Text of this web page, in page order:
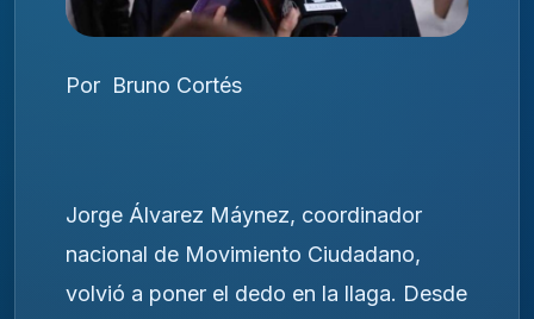
Por Bruno Cortés
Jorge Álvarez Máynez, coordinador
nacional de Movimiento Ciudadano,
volvió a poner el dedo en la llaga. Desde